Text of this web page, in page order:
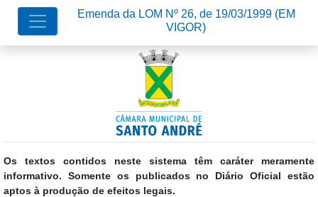
Os textos contidos neste sistema têm caráter meramente
informativo. Somente os publicados no Diário Oficial estão
aptos à produção de efeitos legais.
Emenda da LOM Nº 26, de 19/03/1999 (EM
VIGOR)